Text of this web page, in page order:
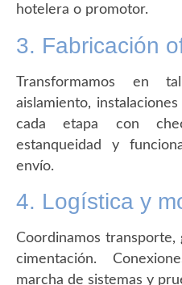
hotelera o promotor.
3. Fabricación
Transformamos en
aislamiento,
cada etapa con
estanqueidad y
envío.
4. Logística y
Coordinamos transporte,
cimentación.
marcha de sistemas y